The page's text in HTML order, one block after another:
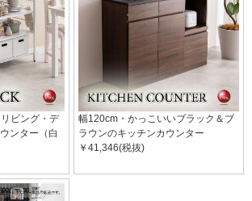
ビング・デ
ンター（白
幅120cm・かっこいいブラック＆ブ
ラウンのキッチンカウンター
￥41,346(税抜)